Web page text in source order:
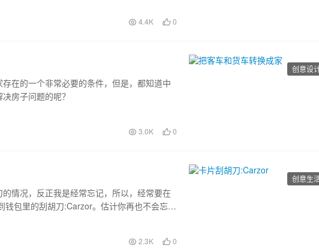
4.4K 0
创意设
在的一个非常必要的条件，但是，都知道中
房子问题的呢？
3.0K 0
创意生
情况，反正我是经常忘记，所以，经常要在
包里的刮胡刀:Carzor。估计你再也不会忘记
2.3K 0